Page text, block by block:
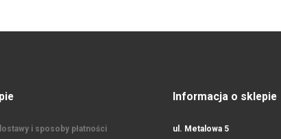
i sposoby płatności
Informacja o sklepie
ul. Metalowa 5